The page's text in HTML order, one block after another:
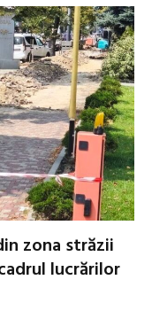
zona străzii
lucrărilor